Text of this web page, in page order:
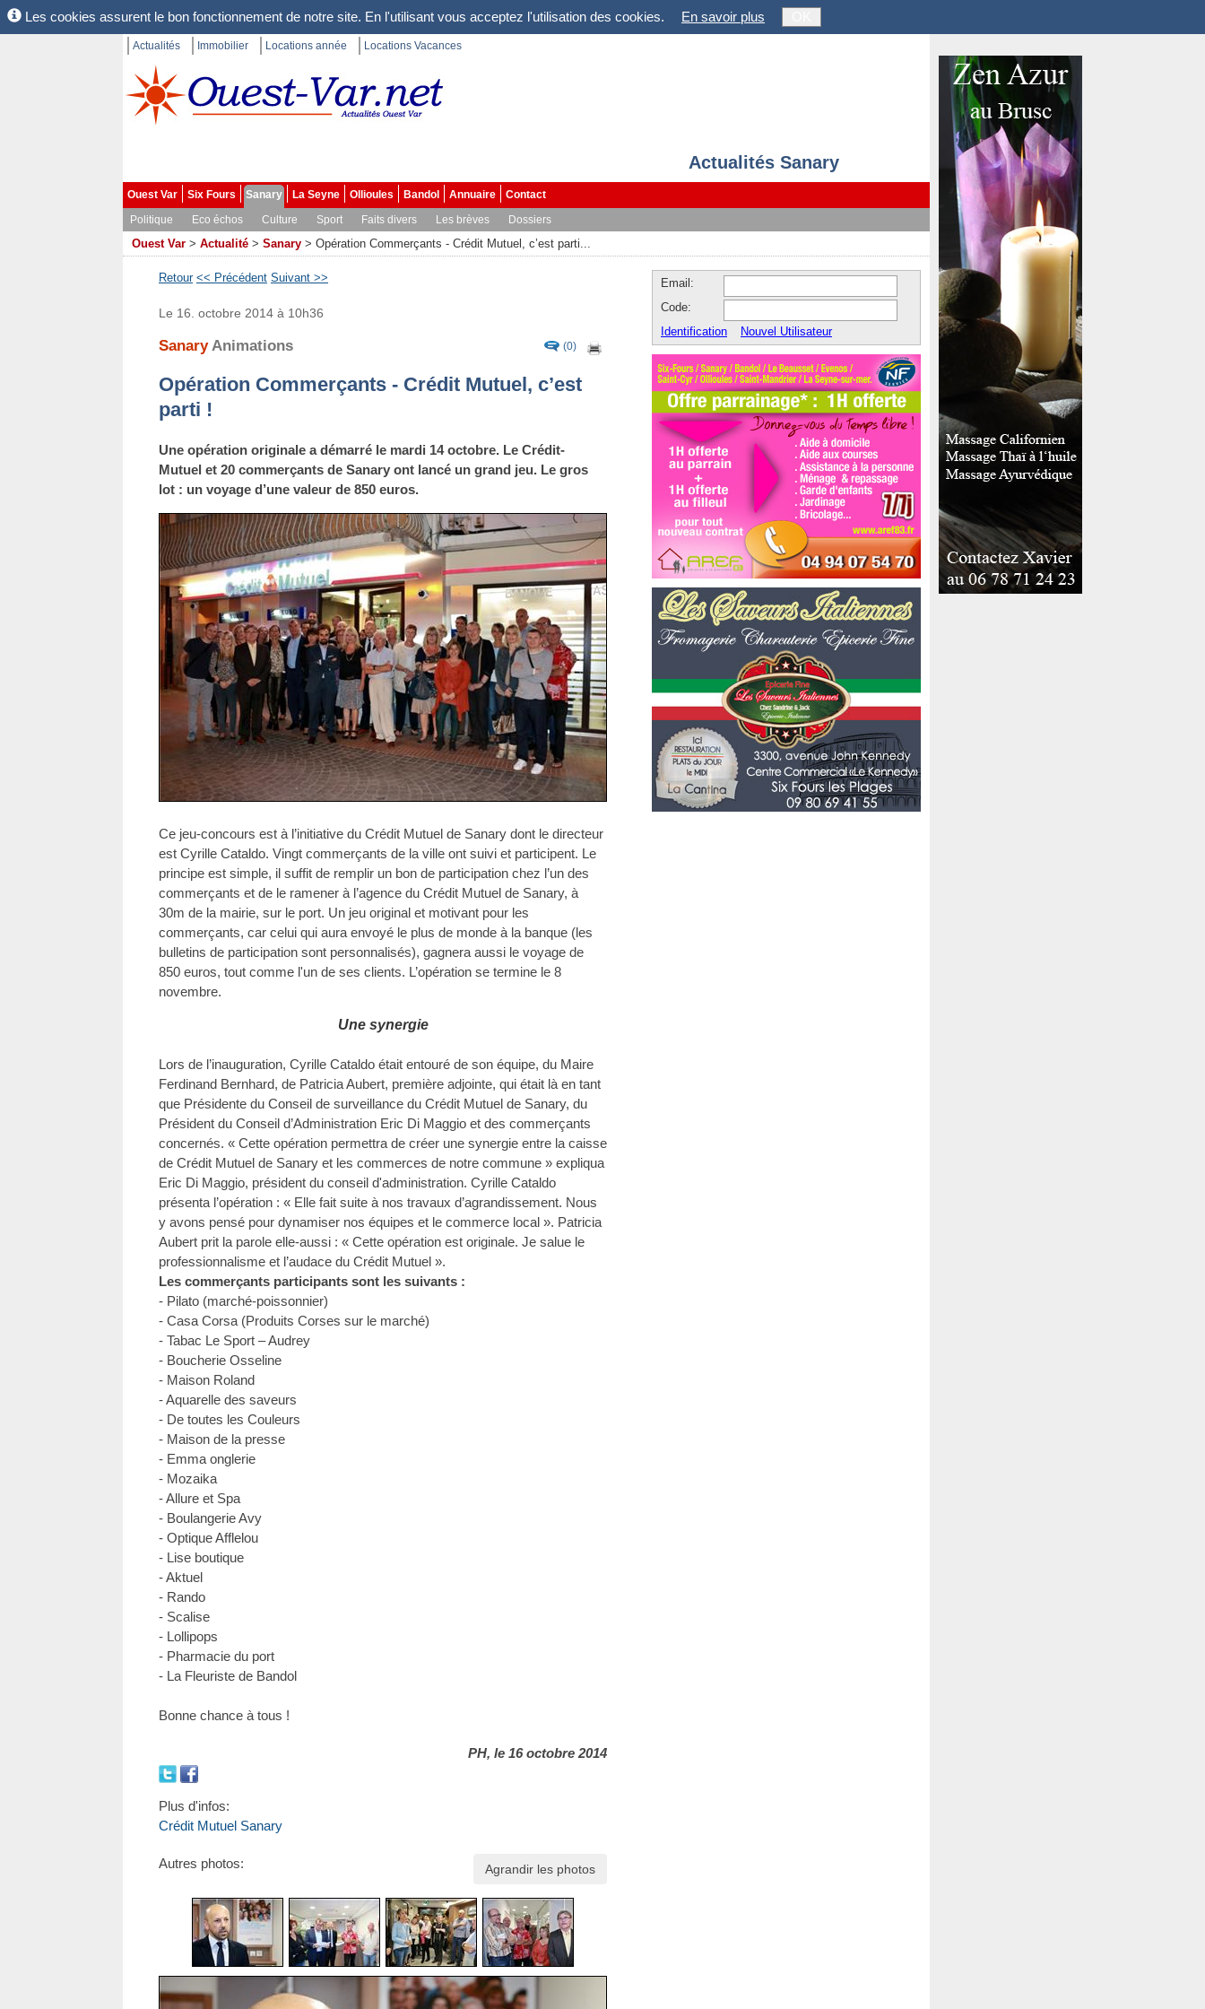
Les cookies assurent le bon fonctionnement de notre site. En l'utilisant vous acceptez l'utilisation des cookies. En savoir plus
Actualités Immobilier Locations année Locations Vacances
Actualités Sanary
Ouest Var Six Fours Sanary La Seyne Ollioules Bandol Annuaire
Contact
Politique
Eco échos Culture Sport Faits divers Les brèves Dossiers
Ouest Var > Actualité > Sanary > Opération Commerçants - Crédit Mutuel, c’est parti...
Retour << Précédent Suivant >>
(0)
Le 16. octobre 2014 à 10h36
Sanary Animations
Opération Commerçants - Crédit Mutuel, c’est
parti !
Une opération originale a démarré le mardi 14 octobre. Le Crédit-
Mutuel et 20 commerçants de Sanary ont lancé un grand jeu. Le gros
lot : un voyage d’une valeur de 850 euros.
Ce jeu-concours est à l’initiative du Crédit Mutuel de Sanary dont le directeur
est Cyrille Cataldo. Vingt commerçants de la ville ont suivi et participent. Le
principe est simple, il suffit de remplir un bon de participation chez l’un des
commerçants et de le ramener à l’agence du Crédit Mutuel de Sanary, à
30m de la mairie, sur le port. Un jeu original et motivant pour les
commerçants, car celui qui aura envoyé le plus de monde à la banque (les
bulletins de participation sont personnalisés), gagnera aussi le voyage de
850 euros, tout comme l'un de ses clients. L’opération se termine le 8
novembre.
Une synergie
Lors de l’inauguration, Cyrille Cataldo était entouré de son équipe, du Maire
Ferdinand Bernhard, de Patricia Aubert, première adjointe, qui était là en tant
que Présidente du Conseil de surveillance du Crédit Mutuel de Sanary, du
Président du Conseil d’Administration Eric Di Maggio et des commerçants
concernés. « Cette opération permettra de créer une synergie entre la caisse
de Crédit Mutuel de Sanary et les commerces de notre commune » expliqua
Eric Di Maggio, président du conseil d'administration. Cyrille Cataldo
présenta l’opération : « Elle fait suite à nos travaux d’agrandissement. Nous
y avons pensé pour dynamiser nos équipes et le commerce local ». Patricia
Aubert prit la parole elle-aussi : « Cette opération est originale. Je salue le
professionnalisme et l’audace du Crédit Mutuel ».
Les commerçants participants sont les suivants :
- Pilato (marché-poissonnier)
- Casa Corsa (Produits Corses sur le marché)
- Tabac Le Sport – Audrey
- Boucherie Osseline
- Maison Roland
- Aquarelle des saveurs
- De toutes les Couleurs
- Maison de la presse
- Emma onglerie
- Mozaika
- Allure et Spa
- Boulangerie Avy
- Optique Afflelou
- Lise boutique
- Aktuel
- Rando
- Scalise
- Lollipops
- Pharmacie du port
- La Fleuriste de Bandol
Bonne chance à tous !
PH, le 16 octobre 2014
Plus d'infos:
Crédit Mutuel Sanary
Agrandir les photos
Autres photos:
Email:
Code:
Identification
Nouvel Utilisateur